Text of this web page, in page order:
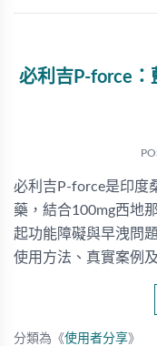
必利吉P-force：
必利吉P-force是印度
藥，結合100mg西地
起功能障礙與早洩問
使用方法、真實案例
分類為《使用者分享》